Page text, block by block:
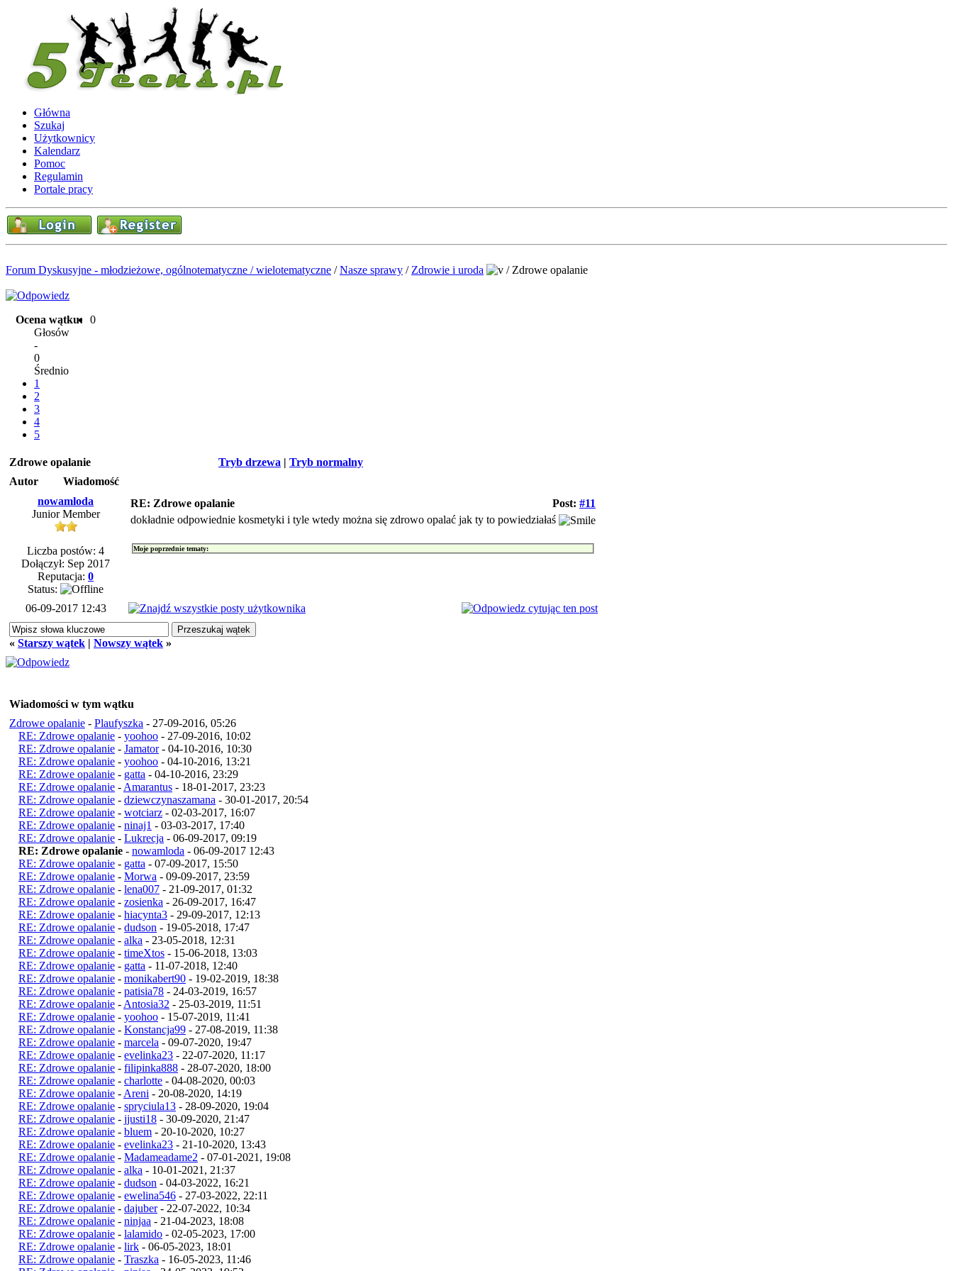
Główna
Szukaj
Użytkownicy
Kalendarz
Pomoc
Regulamin
Portale pracy
Forum Dyskusyjne - młodzieżowe, ogólnotematyczne / wielotematyczne /Nasze sprawy / Zdrowie i uroda / Zdrowe opalanie
Ocena wątku:
0
Głosów
-
0
Średnio
1
2
3
4
5
Tryb drzewa | Tryb normalny
Zdrowe opalanie
Autor
Wiadomość
nowamloda
Junior Member
Liczba postów: 4
Dołączył: Sep 2017
Reputacja: 0
Status:
Post: #11
RE: Zdrowe opalanie
dokładnie odpowiednie kosmetyki i tyle wtedy można się zdrowo opalać jak ty to powiedziałaś
Moje poprzednie tematy:
06-09-2017 12:43
« Starszy wątek | Nowszy wątek »
Wiadomości w tym wątku
Zdrowe opalanie - Plaufyszka - 27-09-2016, 05:26
RE: Zdrowe opalanie - yoohoo - 27-09-2016, 10:02
RE: Zdrowe opalanie - Jamator- 04-10-2016, 10:30
RE: Zdrowe opalanie - yoohoo - 04-10-2016, 13:21
RE: Zdrowe opalanie - gatta - 04-10-2016, 23:29
RE: Zdrowe opalanie - Amarantus - 18-01-2017, 23:23
RE: Zdrowe opalanie - dziewczynaszamana - 30-01-2017, 20:54
RE: Zdrowe opalanie - wotciarz - 02-03-2017, 16:07
RE: Zdrowe opalanie - ninaj1 - 03-03-2017, 17:40
RE: Zdrowe opalanie - Lukrecja - 06-09-2017, 09:19
RE: Zdrowe opalanie - nowamloda - 06-09-2017 12:43
RE: Zdrowe opalanie - gatta - 07-09-2017, 15:50
RE: Zdrowe opalanie - Morwa - 09-09-2017, 23:59
RE: Zdrowe opalanie - lena007 - 21-09-2017, 01:32
RE: Zdrowe opalanie - zosienka - 26-09-2017, 16:47
RE: Zdrowe opalanie - hiacynta3 - 29-09-2017, 12:13
RE: Zdrowe opalanie - dudson - 19-05-2018, 17:47
RE: Zdrowe opalanie - alka - 23-05-2018, 12:31
RE: Zdrowe opalanie - timeXtos - 15-06-2018, 13:03
RE: Zdrowe opalanie - gatta - 11-07-2018, 12:40
RE: Zdrowe opalanie - monikabert90 - 19-02-2019, 18:38
RE: Zdrowe opalanie - patisia78 - 24-03-2019, 16:57
RE: Zdrowe opalanie - Antosia32 - 25-03-2019, 11:51
RE: Zdrowe opalanie - yoohoo - 15-07-2019, 11:41
RE: Zdrowe opalanie - Konstancja99 - 27-08-2019, 11:38
RE: Zdrowe opalanie - marcela - 09-07-2020, 19:47
RE: Zdrowe opalanie - evelinka23 - 22-07-2020, 11:17
RE: Zdrowe opalanie - filipinka888 - 28-07-2020, 18:00
RE: Zdrowe opalanie - charlotte - 04-08-2020, 00:03
RE: Zdrowe opalanie - Areni - 20-08-2020, 14:19
RE: Zdrowe opalanie - spryciula13 - 28-09-2020, 19:04
RE: Zdrowe opalanie - jjusti18 - 30-09-2020, 21:47
RE: Zdrowe opalanie - bluem - 20-10-2020, 10:27
RE: Zdrowe opalanie - evelinka23 - 21-10-2020, 13:43
RE: Zdrowe opalanie - Madameadame2 - 07-01-2021, 19:08
RE: Zdrowe opalanie - alka - 10-01-2021, 21:37
RE: Zdrowe opalanie - dudson - 04-03-2022, 16:21
RE: Zdrowe opalanie - ewelina546 - 27-03-2022, 22:11
RE: Zdrowe opalanie - dajuber- 22-07-2022, 10:34
RE: Zdrowe opalanie - ninjaa - 21-04-2023, 18:08
RE: Zdrowe opalanie - lalamido - 02-05-2023, 17:00
RE: Zdrowe opalanie - lirk - 06-05-2023, 18:01
RE: Zdrowe opalanie - Traszka - 16-05-2023, 11:46